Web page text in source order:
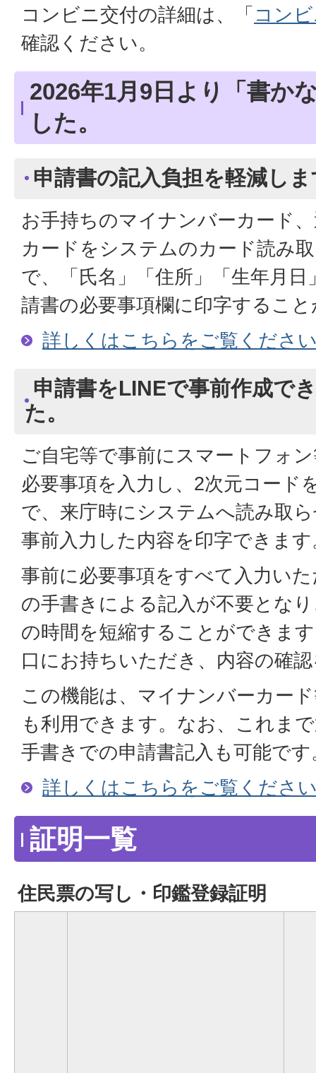
コンビニ交付の詳細は、「 コン
確認ください。
2026年1月9日より「書か
した。
申請書の記入負担を軽減し
お手持ちのマイナンバーカード
カードをシステムのカード読み
で、「氏名」「住所」「生年月
請書の必要事項欄に印字するこ
詳しくはこちらをご覧くださ
申請書をLINEで事前作成で
た。
ご自宅等で事前にスマートフォ
必要事項を入力し、2次元コード
で、来庁時にシステムへ読み取
事前入力した内容を印字できます
事前に必要事項をすべて入力い
の手書きによる記入が不要とな
の時間を短縮することができま
口にお持ちいただき、内容の確
この機能は、マイナンバーカー
も利用できます。なお、これま
手書きでの申請書記入も可能です
詳しくはこちらをご覧くださ
証明一覧
住民票の写し・印鑑登録証明